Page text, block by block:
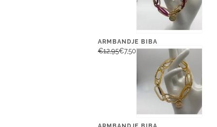
ARMBANDJE BIBA
€12,95€7,50